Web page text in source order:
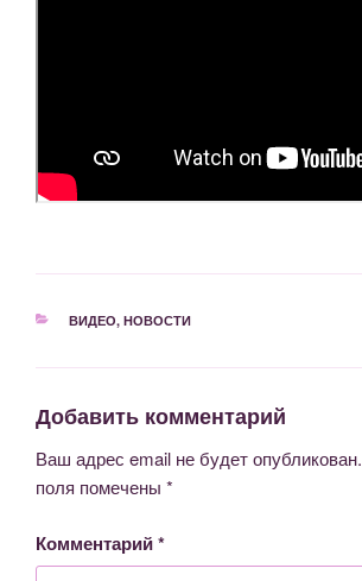
РУБРИКИ
ВИДЕО, НОВОСТИ
Добавить комментарий
Ваш адрес email не будет опубликован.
поля помечены *
Комментарий*